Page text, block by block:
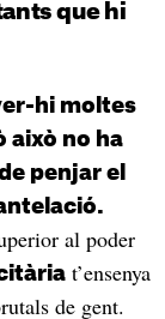
que hi
hi moltes
això no ha
penjar el
al poder
t’ensenya
de gent.